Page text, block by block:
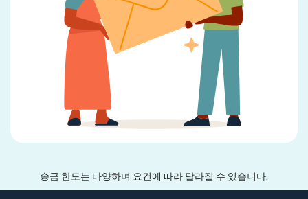
송금 한도는 다양하며 요건에 따라 달라질 수 있습니다.